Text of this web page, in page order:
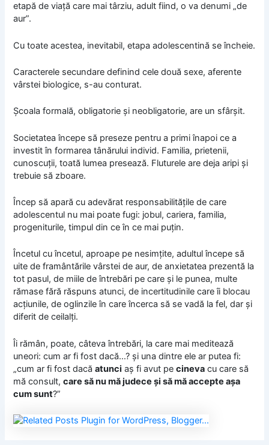
etapă de viaţă care mai târziu, adult fiind, o va denumi „de
aur”.
Cu toate acestea, inevitabil, etapa adolescentină se încheie.
Caracterele secundare definind cele două sexe, aferente
vârstei biologice, s-au conturat.
Şcoala formală, obligatorie şi neobligatorie, are un sfârşit.
Societatea începe să preseze pentru a primi înapoi ce a
investit în formarea tânărului individ. Familia, prietenii,
cunoscuţii, toată lumea presează. Fluturele are deja aripi şi
trebuie să zboare.
Încep să apară cu adevărat responsabilităţile de care
adolescentul nu mai poate fugi: jobul, cariera, familia,
progeniturile, timpul din ce în ce mai puţin.
Încetul cu încetul, aproape pe nesimţite, adultul începe să
uite de framântările vârstei de aur, de anxietatea prezentă la
tot pasul, de miile de întrebări pe care şi le punea, multe
rămase fără răspuns atunci, de incertitudinile care îi blocau
acţiunile, de oglinzile în care încerca să se vadă la fel, dar şi
diferit de ceilalţi.
Îi rămân, poate, câteva întrebări, la care mai meditează
uneori: cum ar fi fost dacă…? şi una dintre ele ar putea fi:
„cum ar fi fost dacăatunci aş fi avut pecineva cu care să
mă consult,care să nu mă judece şi să mă accepte aşa
cum sunt?”